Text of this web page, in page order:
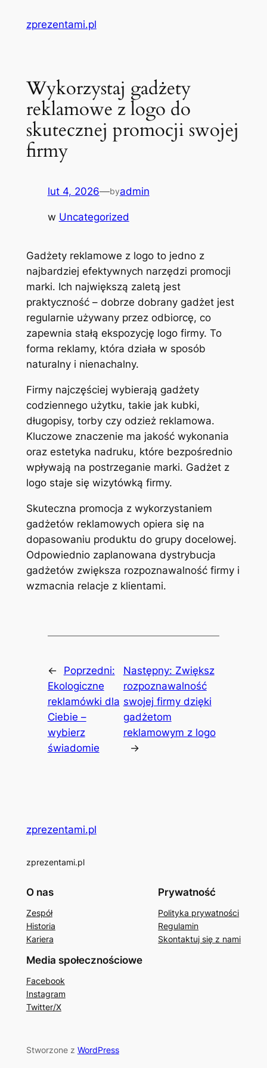
zprezentami.pl
Wykorzystaj gadżety
reklamowe z logo do
skutecznej promocji swojej
firmy
lut 4, 2026—byadmin
w Uncategorized
Gadżety reklamowe z logo to jedno z
najbardziej efektywnych narzędzi promocji
marki. Ich największą zaletą jest
praktyczność – dobrze dobrany gadżet jest
regularnie używany przez odbiorcę, co
zapewnia stałą ekspozycję logo firmy. To
forma reklamy, która działa w sposób
naturalny i nienachalny.
Firmy najczęściej wybierają gadżety
codziennego użytku, takie jak kubki,
długopisy, torby czy odzież reklamowa.
Kluczowe znaczenie ma jakość wykonania
oraz estetyka nadruku, które bezpośrednio
wpływają na postrzeganie marki. Gadżet z
logo staje się wizytówką firmy.
Skuteczna promocja z wykorzystaniem
gadżetów reklamowych opiera się na
dopasowaniu produktu do grupy docelowej.
Odpowiednio zaplanowana dystrybucja
gadżetów zwiększa rozpoznawalność firmy i
wzmacnia relacje z klientami.
←
Poprzedni:
Ekologiczne
reklamówki dla
Ciebie –
wybierz
świadomie
Następny: Zwiększ
rozpoznawalność
swojej firmy dzięki
gadżetom
reklamowym z logo
→
zprezentami.pl
zprezentami.pl
O nas
Zespół
Historia
Kariera
Prywatność
Polityka prywatności
Regulamin
Skontaktuj się z nami
Media społecznościowe
Facebook
Instagram
Twitter/X
Stworzone z WordPress